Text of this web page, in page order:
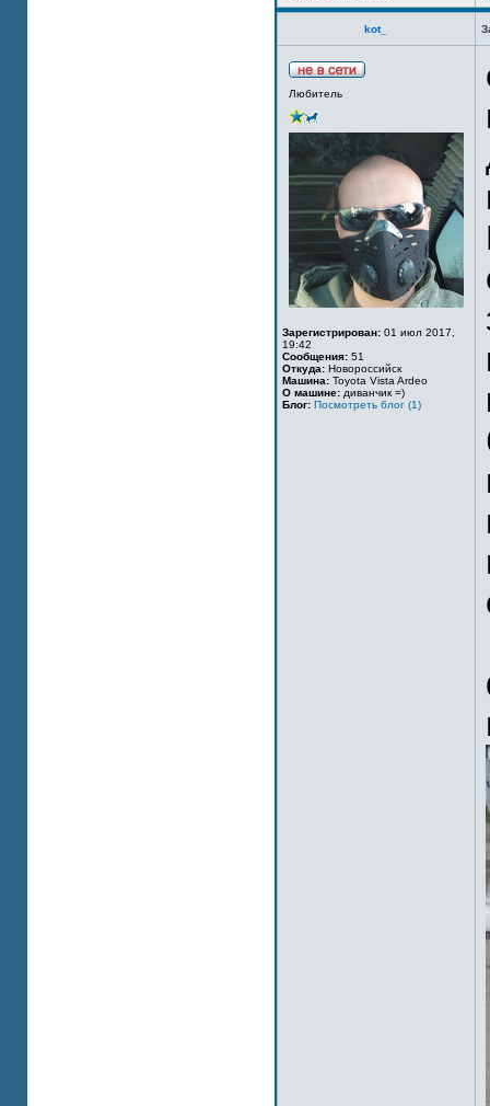
kot_
Любитель
Зарегистрирован: 01 июл 2017,
19:42
Сообщения: 51
Откуда: Новороссийск
Машина: Toyota Vista Ardeo
О машине: диванчик =)
Блог: Посмотреть блог (1)